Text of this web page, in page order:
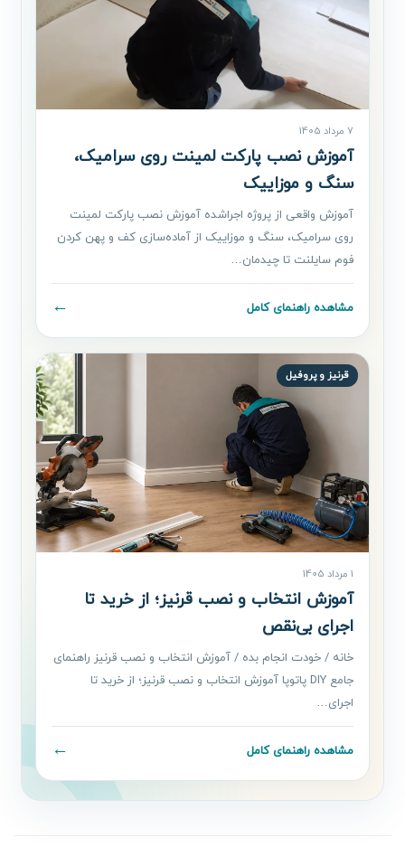
7 مرداد 1405
آموزش نصب پارکت لمینت روی سرامیک،
سنگ و موزاییک
آموزش واقعی از پروژه اجراشده آموزش نصب پارکت لمینت
روی سرامیک، سنگ و موزاییک از آماده‌سازی کف و پهن کردن
فوم سایلنت تا چیدمان…
مشاهده راهنمای کامل ←
قرنیز و پروفیل
1 مرداد 1405
آموزش انتخاب و نصب قرنیز؛ از خرید تا
اجرای بی‌نقص
خانه / خودت انجام بده / آموزش انتخاب و نصب قرنیز راهنمای
جامع DIY پاتوپا آموزش انتخاب و نصب قرنیز؛ از خرید تا
اجرای…
مشاهده راهنمای کامل ←